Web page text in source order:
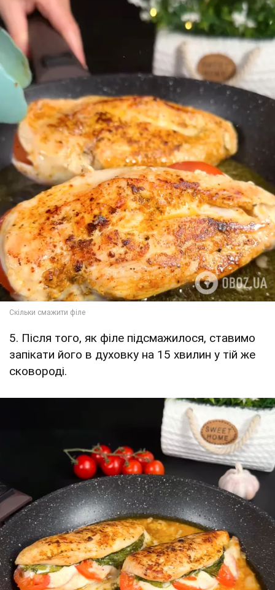
5. Після того, як філе підсмажилося, ставимо
запікати його в духовку на 15 хвилин у тій же
сковороді.